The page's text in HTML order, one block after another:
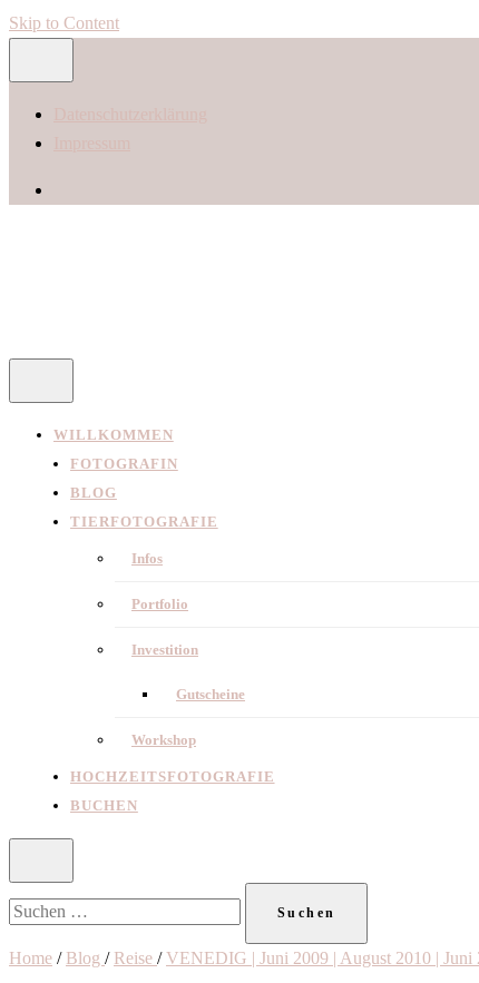
Skip to Content
WILLKOMMEN
FOTOGRAFIN
BLOG
TIERFOTOGRAFIE
Infos
Portfolio
Investition
Gutscheine
Workshop
HOCHZEITSFOTOGRAFIE
BUCHEN
Suchen
nach:
Home / Blog / Reise / VENEDIG | Juni 2009 | August 2010 | Juni